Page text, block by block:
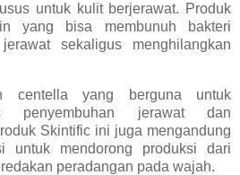
untuk kulit berjerawat. Produk
yang bisa membunuh bakteri
sekaligus menghilangkan
centella yang berguna untuk
penyembuhan jerawat dan
Skintific ini juga mengandung
untuk mendorong produksi dari
peradangan pada wajah.